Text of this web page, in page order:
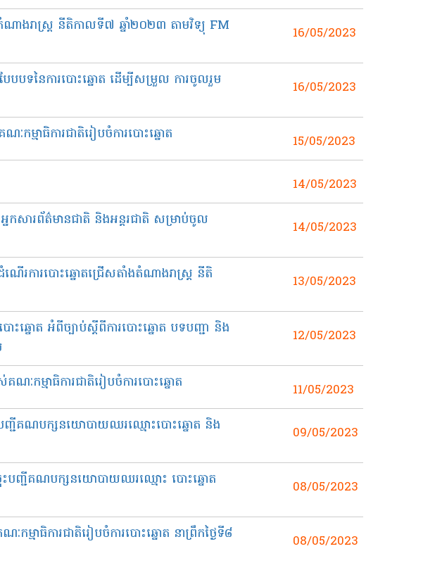
ាងរាស្ត្រ នីតិកាលទី៧ ឆ្នាំ២០២៣ តាមវិទ្យុ FM
16/05/2023
បបទនៃការបោះឆ្នោត ដើម្បីសម្រួល ការចូលរួម
16/05/2023
ម្មាធិការជាតិរៀបចំការបោះឆ្នោត
15/05/2023
14/05/2023
សារព័ត៌មានជាតិ និងអន្តរជាតិ សម្រាប់ចូល
14/05/2023
រការបោះឆ្នោតជ្រើសតាំងតំណាងរាស្រ្ត នីតិ
13/05/2023
ឆ្នោត អំពីច្បាប់ស្តីពីការបោះឆ្នោត បទបញ្ជា និង
12/05/2023
កម្មាធិការជាតិរៀបចំការបោះឆ្នោត
11/05/2023
បញ្ជីគណបក្សនយោបាយឈរឈ្មោះបោះឆ្នោត និង
09/05/2023
ះបញ្ជីគណបក្សនយោបាយឈរឈ្មោះ បោះឆ្នោត
08/05/2023
មាធិការជាតិរៀបចំការបោះឆ្នោត នាព្រឹកថ្ងៃទី៨
08/05/2023